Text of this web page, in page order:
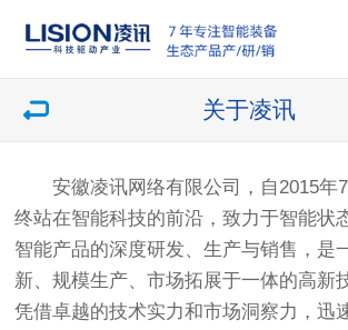
关于凌讯
安徽凌讯网络有限公司，自2015年7
终站在智能科技的前沿，致力于智能状
智能产品的深度研发、生产与销售，是
新、规模生产、市场拓展于一体的高新
凭借卓越的技术实力和市场洞察力，迅